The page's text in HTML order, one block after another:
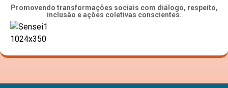
Promovendo transformações sociais com diálogo, respeito,
inclusão e ações coletivas conscientes.